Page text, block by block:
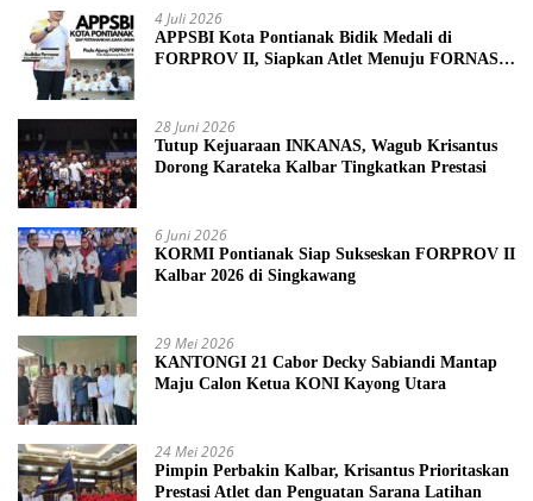
4 Juli 2026
APPSBI Kota Pontianak Bidik Medali di
FORPROV II, Siapkan Atlet Menuju FORNAS
28 Juni 2026
Tutup Kejuaraan INKANAS, Wagub Krisantus
Dorong Karateka Kalbar Tingkatkan Prestasi
6 Juni 2026
KORMI Pontianak Siap Sukseskan FORPROV II
Kalbar 2026 di Singkawang
29 Mei 2026
KANTONGI 21 Cabor Decky Sabiandi Mantap
Maju Calon Ketua KONI Kayong Utara
24 Mei 2026
Pimpin Perbakin Kalbar, Krisantus Prioritaskan
Prestasi Atlet dan Penguatan Sarana Latihan